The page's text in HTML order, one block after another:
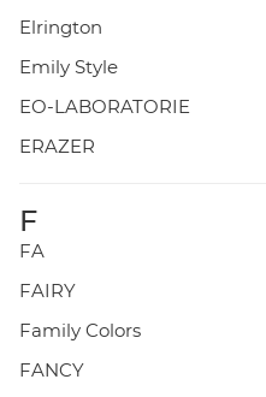
Elrington
Emily Style
EO-LABORATORIE
ERAZER
F
FA
FAIRY
Family Colors
FANCY